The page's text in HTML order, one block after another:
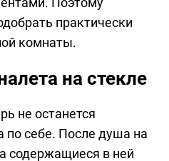
практически
комнаты.
на стекле
не останется
по себе. После душа на
содержащиеся в ней